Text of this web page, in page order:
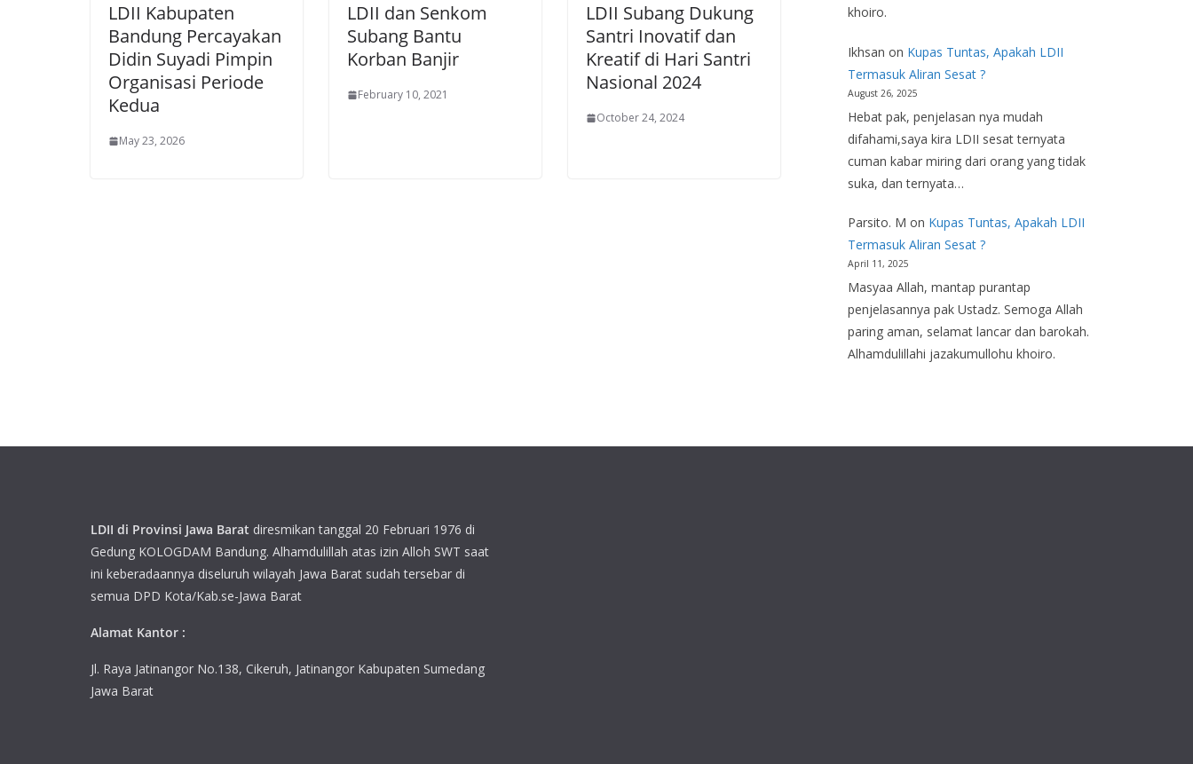
LDII Kabupaten
Bandung Percayakan
Didin Suyadi Pimpin
Organisasi Periode
Kedua
May 23, 2026
LDII dan Senkom
Subang Bantu
Korban Banjir
February 10, 2021
LDII Subang Dukung
Santri Inovatif dan
Kreatif di Hari Santri
Nasional 2024
October 24, 2024
khoiro.
Ikhsan on Kupas Tuntas, Apakah LDII
Termasuk Aliran Sesat ?
August 26, 2025
Hebat pak, penjelasan nya mudah
difahami,saya kira LDII sesat ternyata
cuman kabar miring dari orang yang tidak
suka, dan ternyata…
Parsito. M on Kupas Tuntas, Apakah LDII
Termasuk Aliran Sesat ?
April 11, 2025
Masyaa Allah, mantap purantap
penjelasannya pak Ustadz. Semoga Allah
paring aman, selamat lancar dan barokah.
Alhamdulillahi jazakumullohu khoiro.
LDII di Provinsi Jawa Barat diresmikan tanggal 20 Februari 1976 di
Gedung KOLOGDAM Bandung. Alhamdulillah atas izin Alloh SWT saat
ini keberadaannya diseluruh wilayah Jawa Barat sudah tersebar di
semua DPD Kota/Kab.se-Jawa Barat
Alamat Kantor :
Jl. Raya Jatinangor No.138, Cikeruh, Jatinangor Kabupaten Sumedang
Jawa Barat